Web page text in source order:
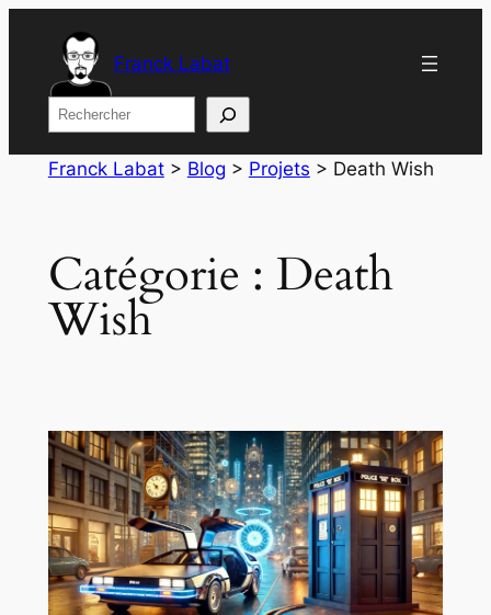
contenu
Franck Labat
Rechercher
Franck Labat> Blog > Projets > Death Wish
Catégorie : Death
Wish